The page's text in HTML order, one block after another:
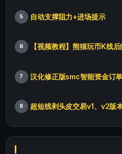
5 自动支撑阻力+进场提示
6 【视频教程】熊猫玩币K线后
7 汉化修正版smc智能资金订
8 超短线剥头皮交易v1、v2版